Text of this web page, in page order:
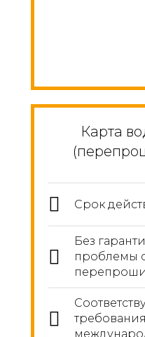
Карта
Срок
Без
проблемы